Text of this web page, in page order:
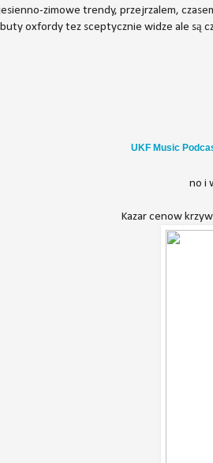
zimowe trendy, przejrzalem,
oxfordy tez sceptycznie widze ale są
UKF Music
no i
Kazar cenow